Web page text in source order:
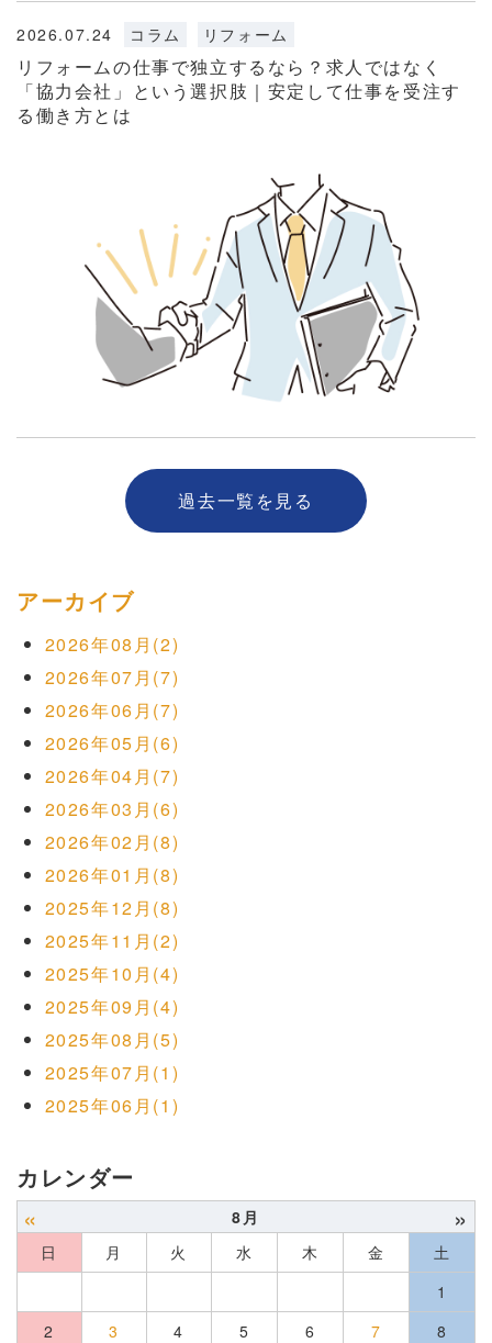
2026.07.24 コラム リフォーム
リフォームの仕事で独立するなら？求人ではなく
「協力会社」という選択肢｜安定して仕事を受注す
る働き方とは
過去一覧を見る
アーカイブ
2026年08月(2)
2026年07月(7)
2026年06月(7)
2026年05月(6)
2026年04月(7)
2026年03月(6)
2026年02月(8)
2026年01月(8)
2025年12月(8)
2025年11月(2)
2025年10月(4)
2025年09月(4)
2025年08月(5)
2025年07月(1)
2025年06月(1)
カレンダー
« 8月 »
日 月 火 水 木 金
土
1
2
3 4 5 6 7
8